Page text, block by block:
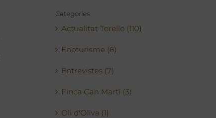
Categories
Actualitat Torelló (110)
Enoturisme (6)
Entrevistes (7)
Finca Can Martí (3)
Oli d'Oliva (1)